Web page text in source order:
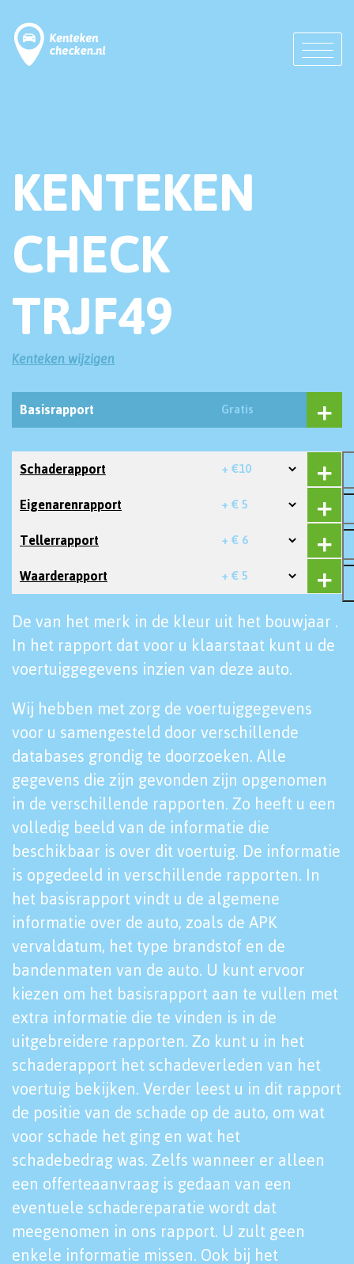
KENTEKEN
CHECK
TRJF49
Kenteken wijzigen
Basisrapport Gratis
Schaderapport + €10
Eigenarenrapport + € 5
Tellerrapport + € 6
Waarderapport + € 5
De van het merk in de kleur uit het bouwjaar .
In het rapport dat voor u klaarstaat kunt u de
voertuiggegevens inzien van deze auto.
Wij hebben met zorg de voertuiggegevens
voor u samengesteld door verschillende
databases grondig te doorzoeken. Alle
gegevens die zijn gevonden zijn opgenomen
in de verschillende rapporten. Zo heeft u een
volledig beeld van de informatie die
beschikbaar is over dit voertuig. De informatie
is opgedeeld in verschillende rapporten. In
het basisrapport vindt u de algemene
informatie over de auto, zoals de APK
vervaldatum, het type brandstof en de
bandenmaten van de auto. U kunt ervoor
kiezen om het basisrapport aan te vullen met
extra informatie die te vinden is in de
uitgebreidere rapporten. Zo kunt u in het
schaderapport het schadeverleden van het
voertuig bekijken. Verder leest u in dit rapport
de positie van de schade op de auto, om wat
voor schade het ging en wat het
schadebedrag was. Zelfs wanneer er alleen
een offerteaanvraag is gedaan van een
eventuele schadereparatie wordt dat
meegenomen in ons rapport. U zult geen
enkele informatie missen. Ook bij het